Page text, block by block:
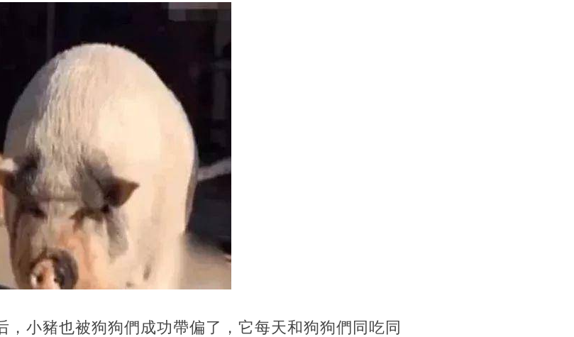
，小豬也被狗狗們成功帶偏了，它每天和狗狗們同吃同